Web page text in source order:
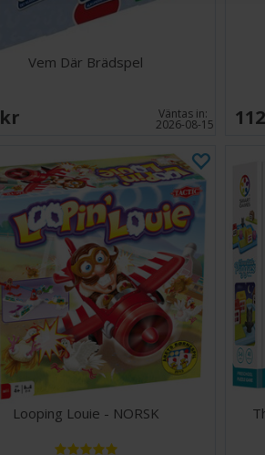
Vem Där Brädspel
Väntas in:
2026-08-15 112
Looping Louie - NORSK